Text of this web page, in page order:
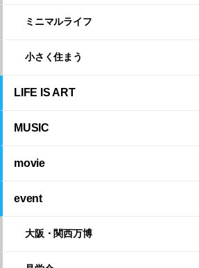
ミニマルライフ
小さく住まう
LIFE IS ART
MUSIC
movie
event
大阪・関西万博